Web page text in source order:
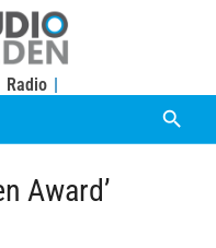
Radio |
Award’